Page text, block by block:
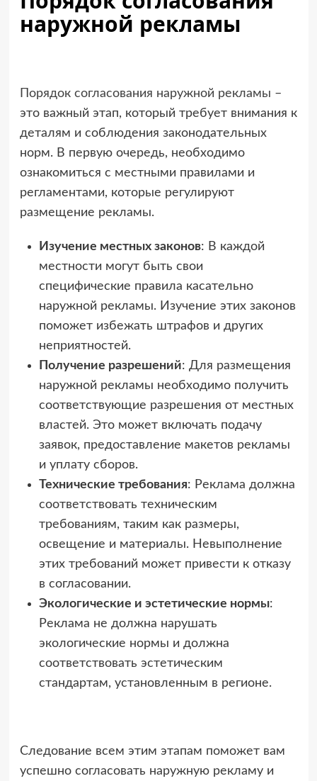
наружной рекламы
Порядок согласования наружной рекламы –
это важный этап, который требует внимания к
деталям и соблюдения законодательных
норм. В первую очередь, необходимо
ознакомиться с местными правилами и
регламентами, которые регулируют
размещение рекламы.
Изучение местных законов: В каждой
местности могут быть свои
специфические правила касательно
наружной рекламы. Изучение этих законов
поможет избежать штрафов и других
неприятностей.
Получение разрешений: Для размещения
наружной рекламы необходимо получить
соответствующие разрешения от местных
властей. Это может включать подачу
заявок, предоставление макетов рекламы
и уплату сборов.
Технические требования: Реклама должна
соответствовать техническим
требованиям, таким как размеры,
освещение и материалы. Невыполнение
этих требований может привести к отказу
в согласовании.
Экологические и эстетические нормы:
Реклама не должна нарушать
экологические нормы и должна
соответствовать эстетическим
стандартам, установленным в регионе.
Следование всем этим этапам поможет вам
успешно согласовать наружную рекламу и